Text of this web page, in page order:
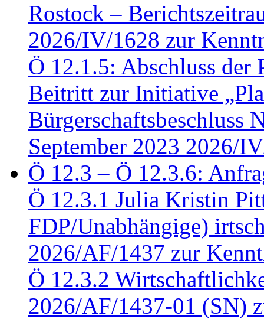
Rostock –
2026/IV/1628 zur
Ö 12.1.5: Abschluss der
Beitritt zur Initiative
Bürgerschaftsbeschluss
September 2023 2026/
Ö 12.3 – Ö 12.3.6:
Ö 12.3.1 Julia Kristin
FDP/Unabhängige)
2026/AF/1437 zur
Ö 12.3.2
2026/AF/1437-01 (SN)